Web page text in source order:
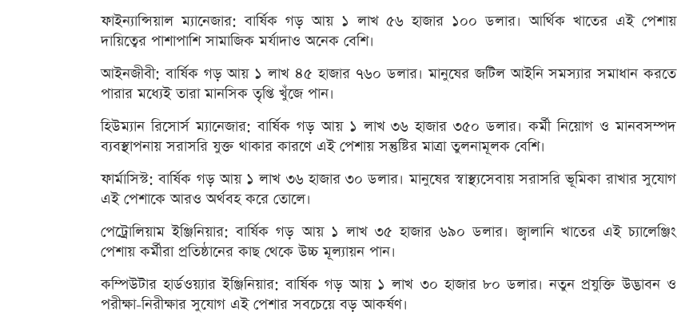
ফাইন্যান্সিয়াল ম্যানেজার: বার্ষিক গড় আয় ১ লাখ ৫৬ হাজার ১০০ ডলার। আর্থিক খাতের এই পেশায়
দায়িত্বের পাশাপাশি সামাজিক মর্যাদাও অনেক বেশি।
আইনজীবী: বার্ষিক গড় আয় ১ লাখ ৪৫ হাজার ৭৬০ ডলার। মানুষের জটিল আইনি সমস্যার সমাধান করতে
পারার মধ্যেই তারা মানসিক তৃপ্তি খুঁজে পান।
হিউম্যান রিসোর্স ম্যানেজার: বার্ষিক গড় আয় ১ লাখ ৩৬ হাজার ৩৫০ ডলার। কর্মী নিয়োগ ও মানবসম্পদ
ব্যবস্থাপনায় সরাসরি যুক্ত থাকার কারণে এই পেশায় সন্তুষ্টির মাত্রা তুলনামূলক বেশি।
ফার্মাসিস্ট: বার্ষিক গড় আয় ১ লাখ ৩৬ হাজার ৩০ ডলার। মানুষের স্বাস্থ্যসেবায় সরাসরি ভূমিকা রাখার সুযোগ
এই পেশাকে আরও অর্থবহ করে তোলে।
পেট্রোলিয়াম ইঞ্জিনিয়ার: বার্ষিক গড় আয় ১ লাখ ৩৫ হাজার ৬৯০ ডলার। জ্বালানি খাতের এই চ্যালেঞ্জিং
পেশায় কর্মীরা প্রতিষ্ঠানের কাছ থেকে উচ্চ মূল্যায়ন পান।
কম্পিউটার হার্ডওয়্যার ইঞ্জিনিয়ার: বার্ষিক গড় আয় ১ লাখ ৩০ হাজার ৮০ ডলার। নতুন প্রযুক্তি উদ্ভাবন ও
পরীক্ষা-নিরীক্ষার সুযোগ এই পেশার সবচেয়ে বড় আকর্ষণ।